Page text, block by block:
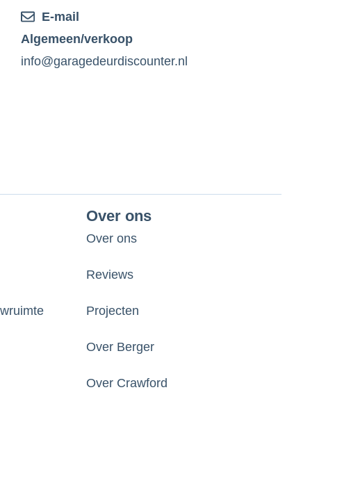
E-mail
Algemeen/verkoop
info@garagedeurdiscounter.nl
Over ons
Over ons
Reviews
Projecten
Over Berger
Over Crawford